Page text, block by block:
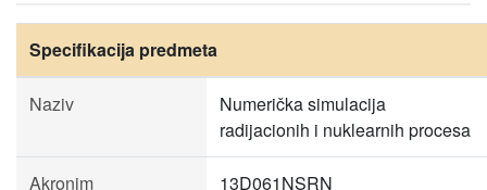
Specifikacija predmeta
Naziv
Numerička simulacija
radijacionih i nuklearnih procesa
Akronim 13D061NSRN